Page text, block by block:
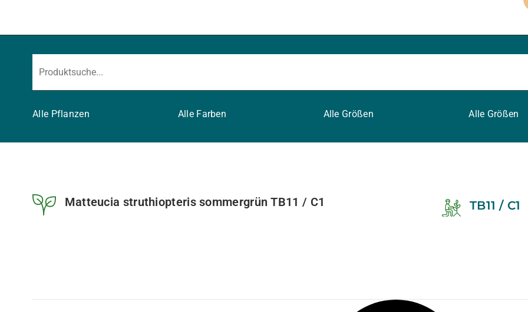
Alle Pflanzen Alle Farben Alle Größen Alle Größen
Matteucia struthiopteris sommergrün TB11 / C1 TB11 / C1